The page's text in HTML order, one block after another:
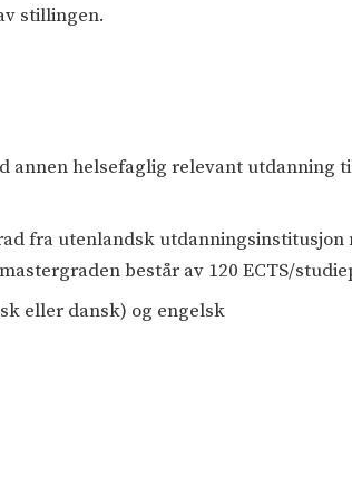
stillingen.
annen helsefaglig relevant utdanning
fra utenlandsk
består av 120 ECTS/
eller dansk) og engelsk